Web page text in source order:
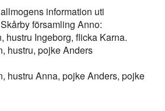
information uti
församling Anno:
hustru Ingeborg, flicka Karna.
hustru, pojke Anders
hustru Anna, pojke Anders, pojke